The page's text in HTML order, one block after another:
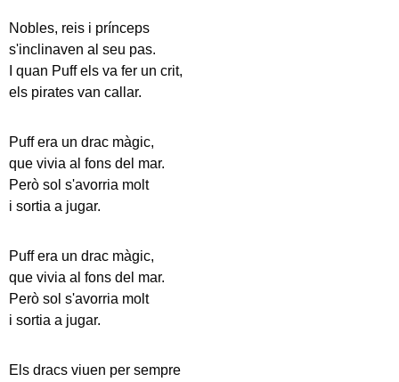
Nobles, reis i prínceps
s'inclinaven al seu pas.
I quan Puff els va fer un crit,
els pirates van callar.
Puff era un drac màgic,
que vivia al fons del mar.
Però sol s'avorria molt
i sortia a jugar.
Puff era un drac màgic,
que vivia al fons del mar.
Però sol s'avorria molt
i sortia a jugar.
Els dracs viuen per sempre